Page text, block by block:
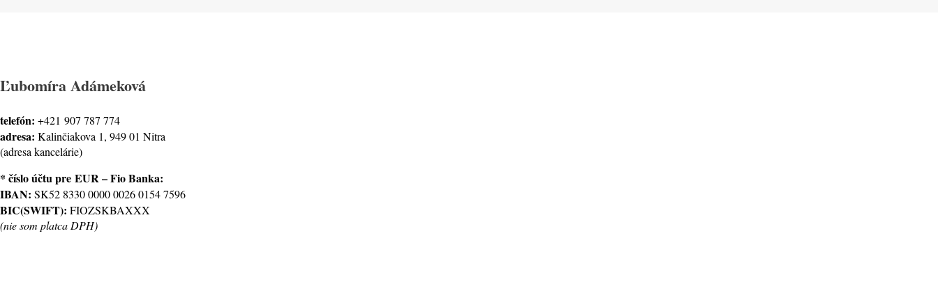
Ľubomíra Adámeková
telefón: +421 907 787 774
adresa: Kalinčiakova 1, 949 01 Nitra
(adresa kancelárie)
* číslo účtu pre EUR – Fio Banka:
IBAN: SK52 8330 0000 0026 0154 7596
BIC(SWIFT): FIOZSKBAXXX
(nie som platca DPH)